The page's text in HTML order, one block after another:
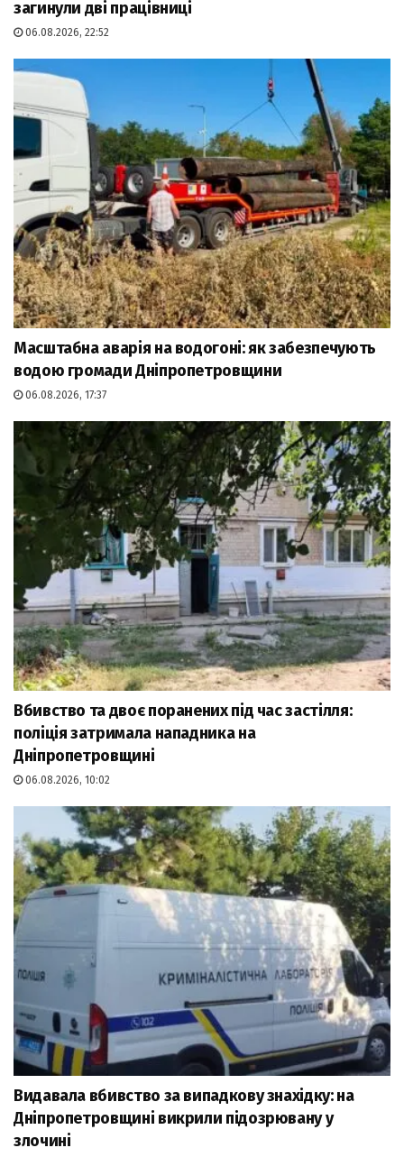
загинули дві працівниці
06.08.2026, 22:52
Масштабна аварія на водогоні: як забезпечують
водою громади Дніпропетровщини
06.08.2026, 17:37
Вбивство та двоє поранених під час застілля:
поліція затримала нападника на
Дніпропетровщині
06.08.2026, 10:02
Видавала вбивство за випадкову знахідку: на
Дніпропетровщині викрили підозрювану у
злочині